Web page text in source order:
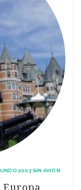
2003 SIN AVIÓN